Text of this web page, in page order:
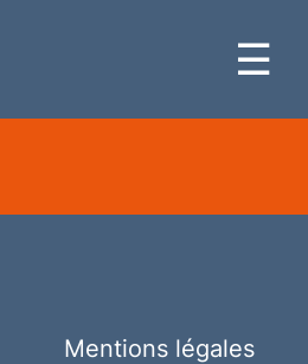
☰
Mentions légales